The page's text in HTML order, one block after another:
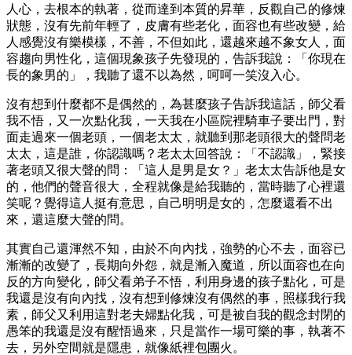
人心，去根本的執著，從而達到本質的昇華，反觀自己的修煉
狀態，沒有先前年輕了，皮膚有些老化，面容也有些改變，給
人感覺沒有樂模樣，不善，不但如此，還越來越不象女人，面
容趨向男性化，這個現象孩子先發現的，告訴我說：「你現在
長的象男的」，我聽了還不以為然，呵呵一笑沒入心。
沒有想到什麼都不是偶然的，為甚麼孩子告訴我這話，師父看
我不悟，又一次點化我，一天我在小區院裡騎車子要出門，對
面走過來一個老頭，一個老太太，就聽到那老頭很大的聲問老
太太，這是誰，你認識嗎？老太太回答說：「不認識」，緊接
著老頭又很大聲的問：「這人是男是女？」老太太告訴他是女
的，他們的聲音很大，全程就像是給我聽的，當時聽了心裡還
笑呢？覺得這人挺有意思，自己明明是女的，怎麼還看不出
來，還這麼大聲的問。
其實自己還渾然不知，由於不向內找，強勢的心不去，面容已
漸漸的改變了，長期向外怨，就是漸入魔道，所以面容也在向
反的方向變化，師父看弟子不悟，利用身邊的孩子點化，可是
我還是沒有向內找，沒有想到修煉沒有偶然的事，照樣我行我
素，師父又利用這對老夫婦點化我，可是被自我的觀念封閉的
愚笨的我還是沒有醒悟過來，只是當作一場可樂的事，執著不
去，另外空間就是隱患，就像紙裡包團火。